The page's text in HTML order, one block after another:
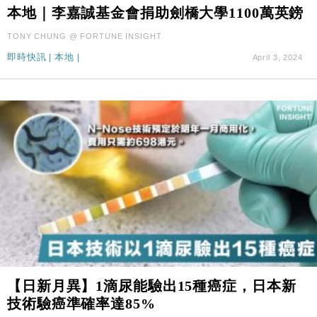
16:33
財經｜滙控重啟最多10億美元回購 派息比率目標維持
50%
財經｜SA售股自救後再出手 斥4億美元押注未上市公
司
11:30
財經｜精星香港夥菜鳥拓全球智慧倉儲市場 加快海外
14:50
地產｜大酒店中期轉賺2300萬元 斥21億翻新香港及
東京半島
13:12
國際｜特朗普赴洛杉磯高球場活動前 男子攜槍彈被捕
12:30
財經｜香港7月PMI回落至51 企業擴張放慢兼縮減人
手
11:40
財經｜黑石傳再籌逾360億美元 支援Anthropic租用
Google晶片
10:57
財經｜美商務部擬擴大金屬關稅範圍 14類產品或加徵
25%
18:15
本地｜新世界K11 9月升級會員制度 增鉑金卡級別鎖
定高消費客群
本地｜李嘉誠基金會捐助劍橋大學1100萬英鎊
TONY CHUNG @ FORTUNE INSIGHT
即時快訊 |本地 April 3, 2024
【日新月異】1滴尿能驗出15種癌症，日本新
技術驗癌準確率達85%